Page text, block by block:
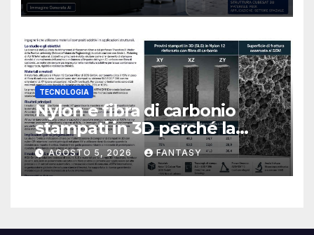
TECNOLOGIA
Nylon e fibra di carbonio
stampati in 3D perché la
resistenza agli urti dipende
dal processo
AGOSTO 5, 2026 FANTASY